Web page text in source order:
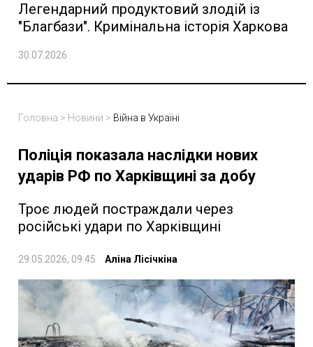
Легендарний продуктовий злодій із
"Благбази". Кримінальна історія Харкова
30.07.2026
Головна > Новини > Війна в Україні
Поліція показала наслідки нових
ударів РФ по Харківщині за добу
Троє людей постраждали через
російські удари по Харківщині
29.05.2026, 09:45 Аліна Лісічкіна